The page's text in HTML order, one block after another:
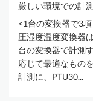
厳しい環境での計
<1台の変換器で3
圧湿度温度変換器
台の変換器で計測
応じて最適なもの
計測に、PTU30...